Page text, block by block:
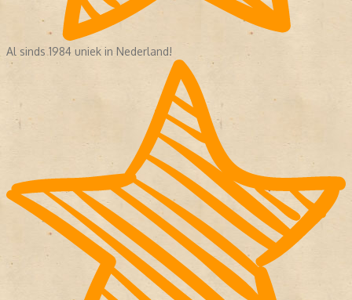
Al sinds 1984 uniek in Nederland!